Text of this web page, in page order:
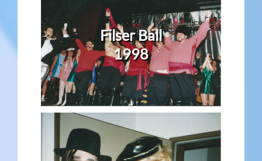
Filser Ball
1998